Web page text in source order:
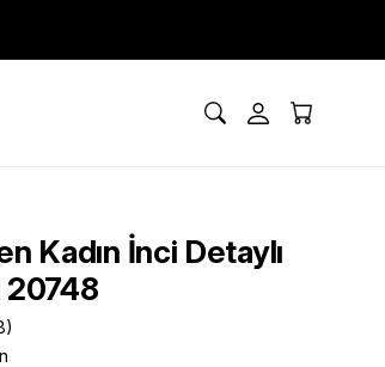
Kadın İnci Detaylı
20748